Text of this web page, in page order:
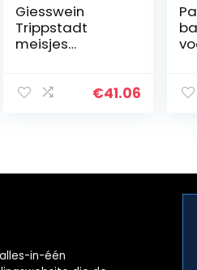
Giesswein
Trippstadt
meisjes
€41.06
in-één